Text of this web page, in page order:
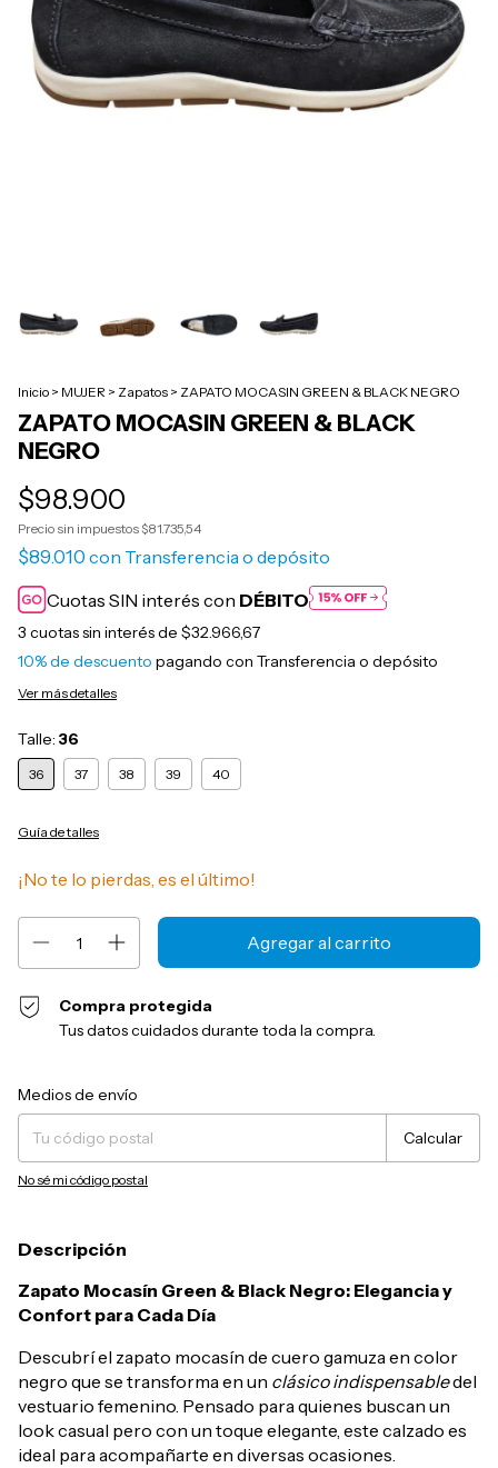
Inicio > MUJER > Zapatos > ZAPATO MOCASIN GREEN & BLACK NEGRO
ZAPATO MOCASIN GREEN & BLACK
NEGRO
$98.900
Precio sin impuestos$81.735,54
$89.010 con Transferencia o depósito
Cuotas SIN interés con DÉBITO
3 cuotas sin interés de $32.966,67
10% de descuento pagando con Transferencia o depósito
Ver más detalles
Talle: 36
36 37 38 39 40
Guía de talles
¡No te lo pierdas, es el último!
Compra protegida
Tus datos cuidados durante toda la compra.
Entregas para el CP:
Medios de envío
Calcular
No sé mi código postal
Descripción
Zapato Mocasín Green & Black Negro: Elegancia y
Confort para Cada Día
Descubrí el zapato mocasín de cuero gamuza en color
negro que se transforma en un clásico indispensabledel
vestuario femenino. Pensado para quienes buscan un
look casual pero con un toque elegante, este calzado es
ideal para acompañarte en diversas ocasiones.